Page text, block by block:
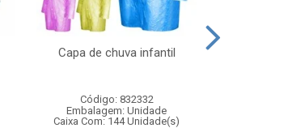
Capa de chuva infantil
Código: 832332
Embalagem: Unidade
Caixa Com: 144 Unidade(s)